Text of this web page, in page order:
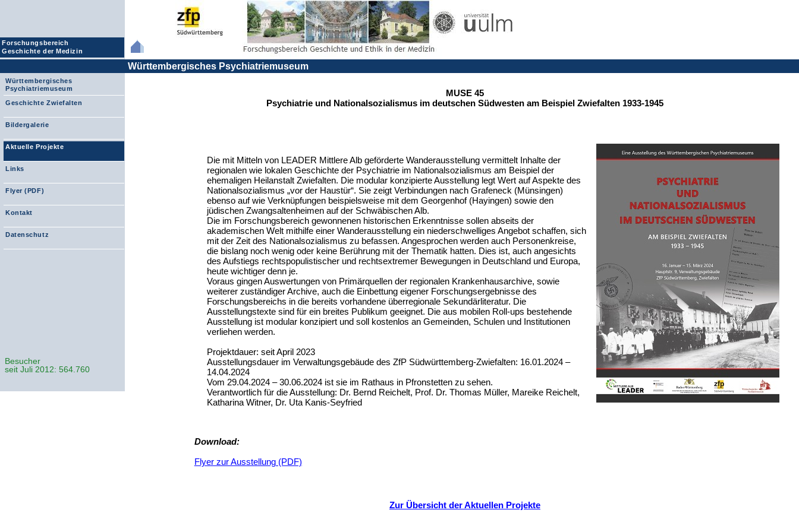
Forschungsbereich
Geschichte der Medizin
Württembergisches Psychiatriemuseum
MUSE 45
Psychiatrie und Nationalsozialismus im deutschen Südwesten am Beispiel Zwiefalten 1933-1945
Die mit Mitteln von LEADER Mittlere Alb geförderte Wanderausstellung vermittelt Inhalte der
regionalen wie lokalen Geschichte der Psychiatrie im Nationalsozialismus am Beispiel der
ehemaligen Heilanstalt Zwiefalten. Die modular konzipierte Ausstellung legt Wert auf Aspekte des
Nationalsozialismus „vor der Haustür“. Sie zeigt Verbindungen nach Grafeneck (Münsingen)
ebenso auf wie Verknüpfungen beispielsweise mit dem Georgenhof (Hayingen) sowie den
jüdischen Zwangsaltenheimen auf der Schwäbischen Alb.
Die im Forschungsbereich gewonnenen historischen Erkenntnisse sollen abseits der
akademischen Welt mithilfe einer Wanderausstellung ein niederschwelliges Angebot schaffen, sich
mit der Zeit des Nationalsozialismus zu befassen. Angesprochen werden auch Personenkreise,
die bislang noch wenig oder keine Berührung mit der Thematik hatten. Dies ist, auch angesichts
des Aufstiegs rechtspopulistischer und rechtsextremer Bewegungen in Deutschland und Europa,
heute wichtiger denn je.
Voraus gingen Auswertungen von Primärquellen der regionalen Krankenhausarchive, sowie
weiterer zuständiger Archive, auch die Einbettung eigener Forschungsergebnisse des
Forschungsbereichs in die bereits vorhandene überregionale Sekundärliteratur. Die
Ausstellungstexte sind für ein breites Publikum geeignet. Die aus mobilen Roll-ups bestehende
Ausstellung ist modular konzipiert und soll kostenlos an Gemeinden, Schulen und Institutionen
verliehen werden.
Projektdauer: seit April 2023
Ausstellungsdauer im Verwaltungsgebäude des ZfP Südwürttemberg-Zwiefalten: 16.01.2024 –
14.04.2024
Vom 29.04.2024 – 30.06.2024 ist sie im Rathaus in Pfronstetten zu sehen.
Verantwortlich für die Ausstellung: Dr. Bernd Reichelt, Prof. Dr. Thomas Müller, Mareike Reichelt,
Katharina Witner, Dr. Uta Kanis-Seyfried
Download:
Flyer zur Ausstellung (PDF)
Zur Übersicht der Aktuellen Projekte
Württembergisches
Psychiatriemuseum
Geschichte Zwiefalten
Bildergalerie
Aktuelle Projekte
Links
Flyer (PDF)
Kontakt
Datenschutz
Besucher
seit Juli 2012: 564.760